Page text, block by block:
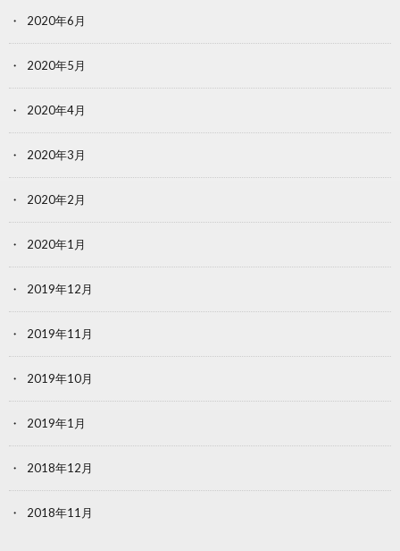
2020年6月
2020年5月
2020年4月
2020年3月
2020年2月
2020年1月
2019年12月
2019年11月
2019年10月
2019年1月
2018年12月
2018年11月